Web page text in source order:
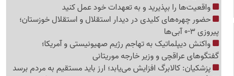
واقعیت‌ها را بپذیرید و به تعهدات خود عمل کنید
حضور چهره‌های کلیدی در دیدار استقلال و استقلال خوزستان؛
پیروزی 3-0 آبی‌ها
واکنش دیپلماتیک به تهاجم رژیم صهیونیستی و آمریکا؛
گفتگوهای عراقچی و وزیر خارجه موریتانی
پزشکیان: کالابرگ افزایش می‌یابد؛ ارز باید مستقیم به مردم برسد